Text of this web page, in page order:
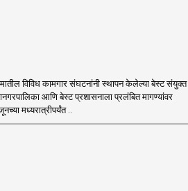
विविध कामगार संघटनांनी स्थापन केलेल्या बेस्ट संयुक्त
आणि बेस्ट प्रशासनाला प्रलंबित मागण्यांवर
मध्यरात्रीपर्यंत ..